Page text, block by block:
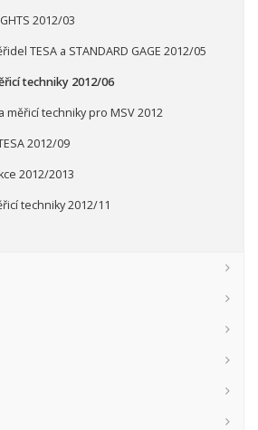
2012/03
TESA a STANDARD GAGE 2012/05
techniky 2012/06
měřicí techniky pro MSV 2012
2012/09
2012/2013
techniky 2012/11